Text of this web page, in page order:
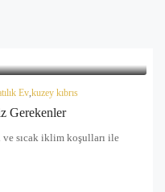
Ev,kuzey kıbrıs
Gerekenler
sıcak iklim koşulları ile